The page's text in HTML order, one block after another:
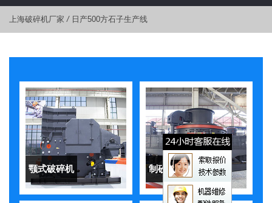
上海破碎机厂家 / 日产500方石子生产线
颚式破碎机 制砂机